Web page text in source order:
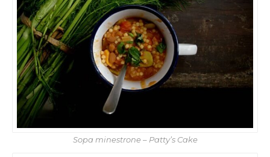
Sopa minestrone – Patty’s Cake